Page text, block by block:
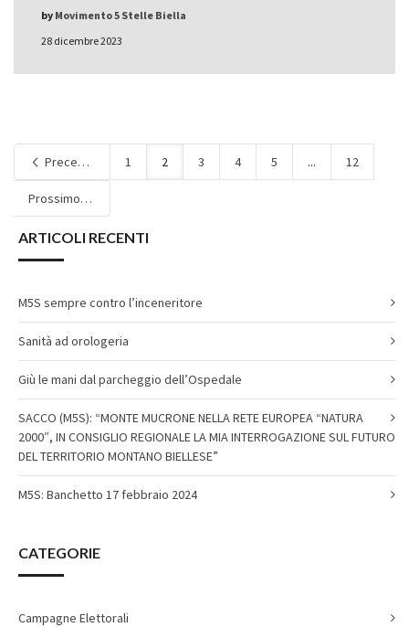
28 dicembre 2023
by Movimento 5 Stelle Biella
Precedente 1 2 3 4 5 ... 12
Prossimo
ARTICOLI RECENTI
M5S sempre contro l’inceneritore
Sanità ad orologeria
Giù le mani dal parcheggio dell’Ospedale
SACCO (M5S): “MONTE MUCRONE NELLA RETE EUROPEA “NATURA
2000″, IN CONSIGLIO REGIONALE LA MIA INTERROGAZIONE SUL FUTURO
DEL TERRITORIO MONTANO BIELLESE”
M5S: Banchetto 17 febbraio 2024
CATEGORIE
Campagne Elettorali